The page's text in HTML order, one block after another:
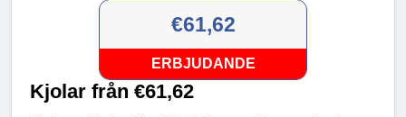
€61,62
ERBJUDANDE
Kjolar från €61,62